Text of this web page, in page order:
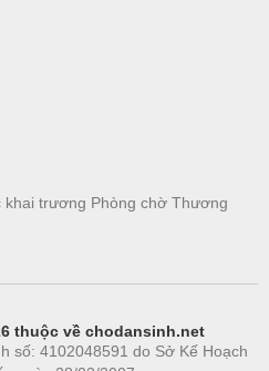
khai trương Phòng chờ Thương
thuộc về chodansinh.net
số: 4102048591 do Sở Kế Hoạch